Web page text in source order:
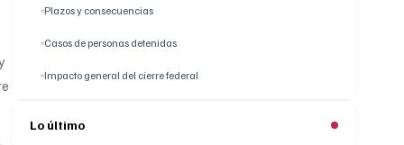
Plazos y consecuencias
Casos de personas detenidas
Impacto general del cierre federal
Lo último